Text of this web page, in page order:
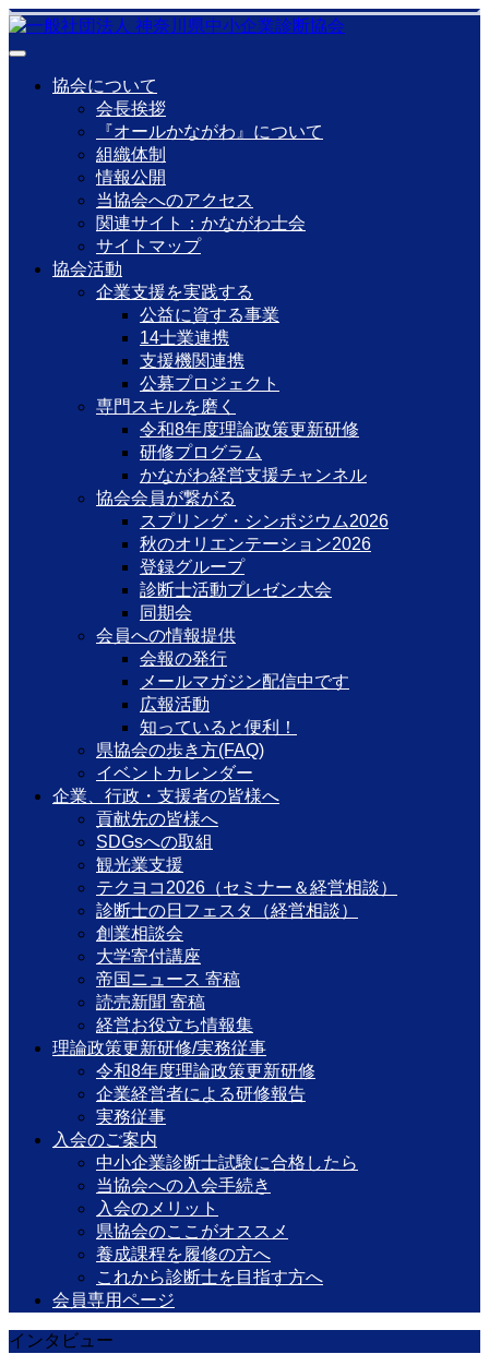
協会について
会長挨拶
『オールかながわ』について
組織体制
情報公開
当協会へのアクセス
関連サイト：かながわ士会
サイトマップ
協会活動
企業支援を実践する
公益に資する事業
14士業連携
支援機関連携
公募プロジェクト
専門スキルを磨く
令和8年度理論政策更新研修
研修プログラム
かながわ経営支援チャンネル
協会会員が繋がる
スプリング・シンポジウム2026
秋のオリエンテーション2026
登録グループ
診断士活動プレゼン大会
同期会
会員への情報提供
会報の発行
メールマガジン配信中です
広報活動
知っていると便利！
県協会の歩き方(FAQ)
イベントカレンダー
企業、行政・支援者の皆様へ
貢献先の皆様へ
SDGsへの取組
観光業支援
テクヨコ2026（セミナー＆経営相談）
診断士の日フェスタ（経営相談）
創業相談会
大学寄付講座
帝国ニュース 寄稿
読売新聞 寄稿
経営お役立ち情報集
理論政策更新研修/実務従事
令和8年度理論政策更新研修
企業経営者による研修報告
実務従事
入会のご案内
中小企業診断士試験に合格したら
当協会への入会手続き
入会のメリット
県協会のここがオススメ
養成課程を履修の方へ
これから診断士を目指す方へ
会員専用ページ
インタビュー